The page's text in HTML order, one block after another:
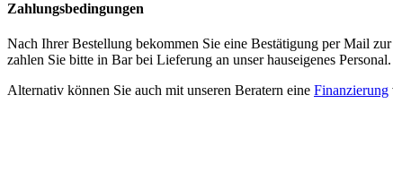
Zahlungsbedingungen
Nach Ihrer Bestellung bekommen Sie eine Bestätigung per Mail
zahlen Sie bitte in Bar bei Lieferung an unser hauseigenes Personal.
Alternativ können Sie auch mit unseren Beratern eine Finanzierung